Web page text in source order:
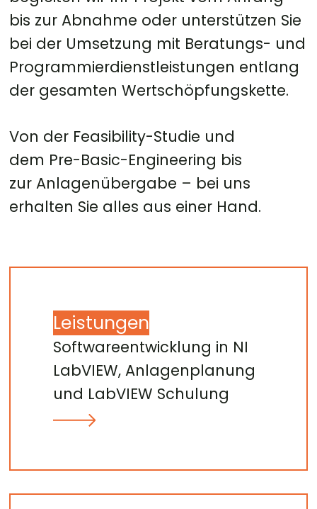
bis zur Abnahme oder unterstützen Sie
bei der Umsetzung mit Beratungs- und
Programmierdienstleistungen entlang
der gesamten Wertschöpfungskette.
Von der Feasibility-Studie und
dem Pre-Basic-Engineering bis
zur Anlagenübergabe – bei uns
erhalten Sie alles aus einer Hand.
Leistungen
Softwareentwicklung in NI
LabVIEW, Anlagenplanung
und LabVIEW Schulung